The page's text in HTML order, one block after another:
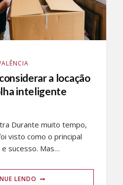
a locação
inteligente
Durante muito tempo,
visto como o principal
sucesso. Mas…
LENDO